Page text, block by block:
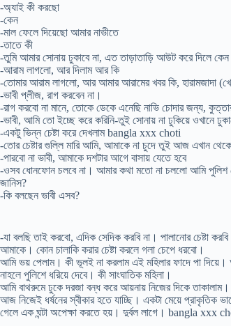
-অ্যাই কী করছো
-কেন
-মাল ফেলে দিয়েছো আমার নাভীতে
-তাতে কী
-তুমি আমার সোনায় ঢুকাবে না, এত তাড়াতাড়ি আউট করে দিলে কেন
-আরাম লাগলো, আর দিলাম আর কি
-তোমার আরাম লাগলো, আর আমার আরামের খবর কি, হারামজাদা
-ভাবী প্লীজ, রাগ করবেন না।
-রাগ করবো না মানে, তোকে ডেকে এনেছি নাভি চোদার জন্য,
-ভাবী, আমি তো ইচ্ছে করে করিনি-তুই সোনায় না ঢুকিয়ে ওখানে
-একটু ভিন্ন চেষ্টা করে দেখলাম bangla xxx choti
-তোর চেষ্টার গুল্লি মারি আমি, আমাকে না চুদে তুই আজ এখান থেকে
-পারবো না ভাবী, আমাকে দশটার আগে বাসায় যেতে হবে
-ওসব ধোনফোন চলবে না। আমার কথা মতো না চললো আমি পুলিশ
জানিস?
-কি বলছেন ভাবী এসব?
-যা বলছি তাই করবো, এদিক সেদিক করবি না। পালানোর চেষ্টা
আমাকে। কোন চালাকি করার চেষ্টা করলে গলা চেপে ধরবো।
আমি ভয় পেলাম। কী ভূলই না করলাম এই মহিলার ফাদে পা দিয়ে।
নাহলে পুলিশে ধরিয়ে দেবে। কী সাংঘাতিক মহিলা।
আমি বাথরুমে ঢুকে দরজা বন্ধ করে আয়নায় নিজের দিকে
আজ নিজেই ধর্ষনের স্বীকার হতে যাচ্ছি। একটা মেয়ে
গেলে এক ঘন্টা অপেক্ষা করতে হয়। দুর্বল লাগে। bangla xxx